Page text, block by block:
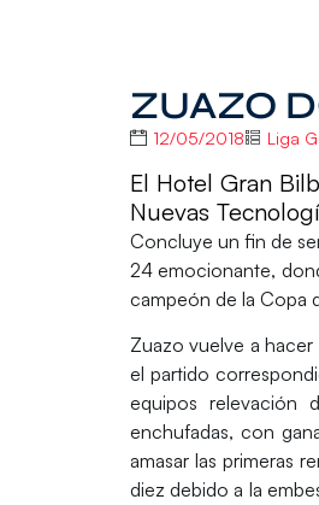
ZUAZO
12/05/2018 Liga
El Hotel Gran
Nuevas
Concluye un fin de
24 emocionante,
campeón de la Copa
Zuazo vuelve a
el partido
equipos relevación
enchufadas, con
amasar las primeras
diez debido a la